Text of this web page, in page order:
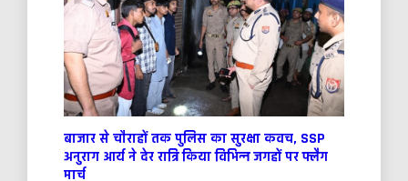
बाजार से चौराहों तक पुलिस का सुरक्षा कवच, SSP
अनुराग आर्य ने देर रात्रि किया विभिन्न जगहों पर फ्लैग
मार्च